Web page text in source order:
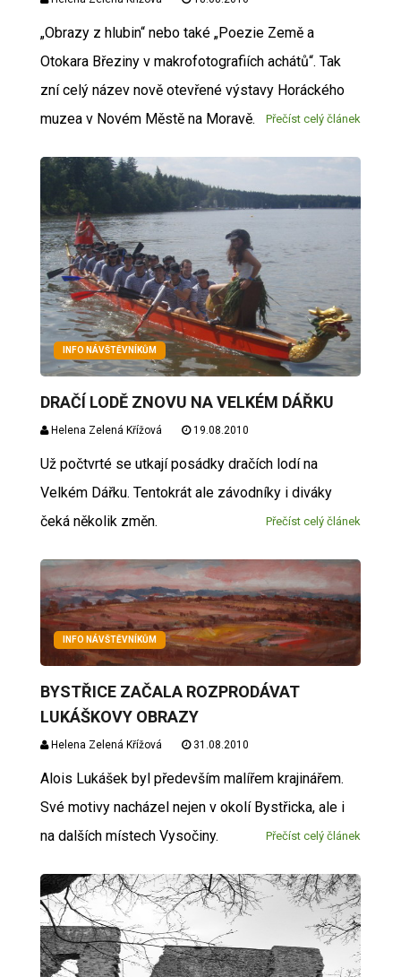
„Obrazy z hlubin“ nebo také „Poezie Země a
Otokara Březiny v makrofotografiích achátů“. Tak
zní celý název nově otevřené výstavy Horáckého
muzea v Novém Městě na Moravě.
Přečíst celý článek
INFO NÁVŠTĚVNÍKŮM
DRAČÍ LODĚ ZNOVU NA VELKÉM DÁŘKU
Helena Zelená Křížová 19.08.2010
Už počtvrté se utkají posádky dračích lodí na
Velkém Dářku. Tentokrát ale závodníky i diváky
čeká několik změn.
Přečíst celý článek
INFO NÁVŠTĚVNÍKŮM
BYSTŘICE ZAČALA ROZPRODÁVAT
LUKÁŠKOVY OBRAZY
Helena Zelená Křížová 31.08.2010
Alois Lukášek byl především malířem krajinářem.
Své motivy nacházel nejen v okolí Bystřicka, ale i
na dalších místech Vysočiny.
Přečíst celý článek